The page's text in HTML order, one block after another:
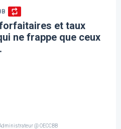
et taux
ne frappe que ceux
@ OECCBB